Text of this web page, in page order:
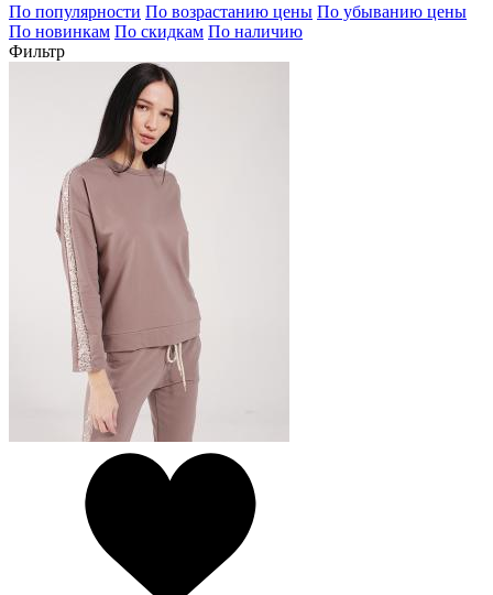
По популярности По возрастанию цены По убыванию цены
По новинкам По скидкам По наличию
Фильтр